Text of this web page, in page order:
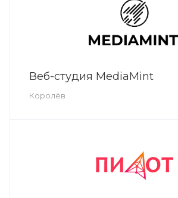
Веб-студия MediaMint
Королёв